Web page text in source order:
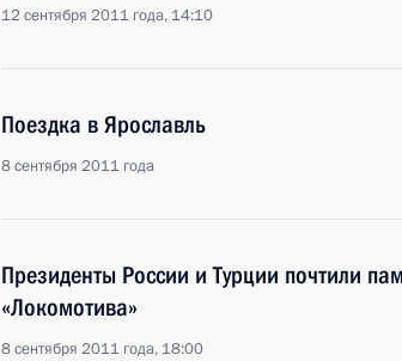
12 сентября 2011 года, 14:10
Поездка в Ярославль
8 сентября 2011 года
Президенты России и Турции почтили
«Локомотива»
8 сентября 2011 года, 18:00